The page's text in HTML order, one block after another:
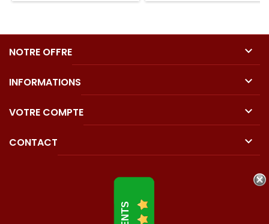
NOTRE OFFRE 
INFORMATIONS 
VOTRE COMPTE 
CONTACT 